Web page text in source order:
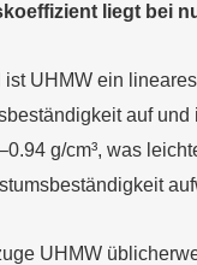
liegt bei
ist UHMW ein
auf
g/cm³, was
UHMW